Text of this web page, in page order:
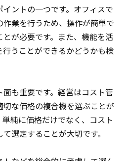
イントの一つです。オフィスで
業を行うため、操作が簡単で
が必要です。また、機能を活
うことができるかどうかも検
も重要です。経営はコスト管
な価格の複合機を選ぶことが
純に価格だけでなく、コスト
選定することが大切です。